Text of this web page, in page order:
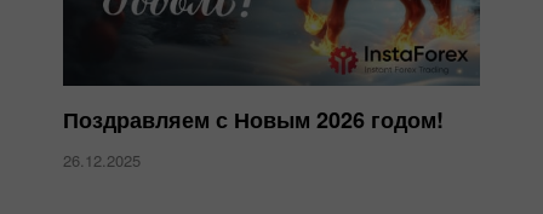
Поздравляем с Новым 2026 годом!
26.12.2025